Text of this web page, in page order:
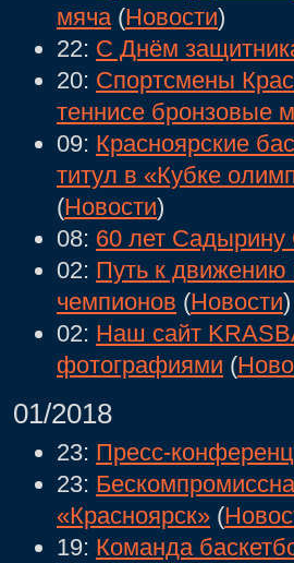
мяча (Новости)
22: С Днём
20: Спортсмены
теннисе бронзовые
09: Красноярские
титул в «Кубке
(Новости)
08: 60 лет
02: Путь к движению
чемпионов (Новости)
02: Наш сайт
фотографиями (
01/2018
23: Пресс-
23:
«Красноярск» (
19: Команда